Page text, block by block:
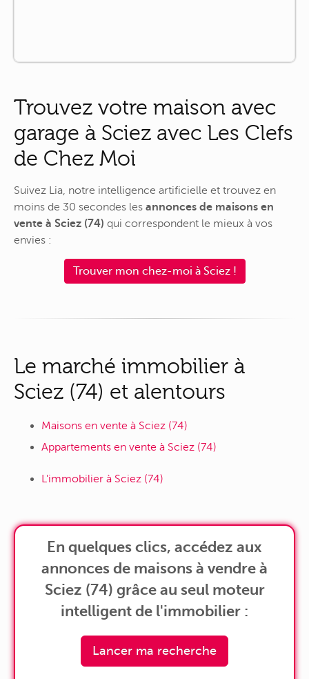
Trouvez votre maison avec
garage à Sciez avec Les Clefs
de Chez Moi
Suivez Lia, notre intelligence artificielle et trouvez en
moins de 30 secondes les annonces de maisons en
vente à Sciez (74) qui correspondent le mieux à vos
envies :
Trouver mon chez-moi à Sciez !
Le marché immobilier à
Sciez (74) et alentours
Maisons en vente à Sciez (74)
Appartements en vente à Sciez (74)
L'immobilier à Sciez (74)
En quelques clics, accédez aux
annonces de maisons à vendre à
Sciez (74) grâce au seul moteur
intelligent de l'immobilier :
Lancer ma recherche